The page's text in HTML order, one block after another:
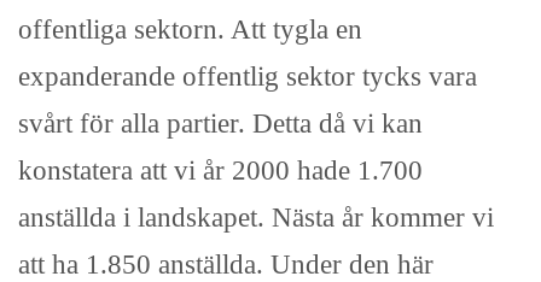
offentliga sektorn. Att tygla en
expanderande offentlig sektor tycks vara
svårt för alla partier. Detta då vi kan
konstatera att vi år 2000 hade 1.700
anställda i landskapet. Nästa år kommer vi
att ha 1.850 anställda. Under den här